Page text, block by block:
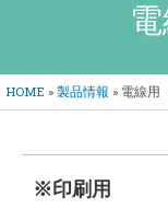
HOME » 製品情報 » 電線用
※印刷用